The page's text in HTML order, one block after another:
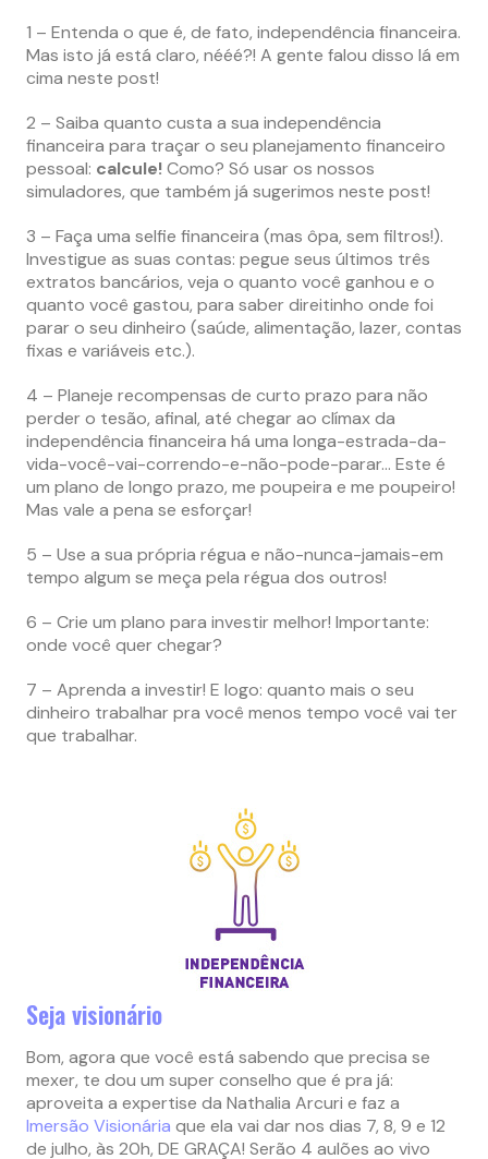
1 – Entenda o que é, de fato, independência financeira.
Mas isto já está claro, nééé?! A gente falou disso lá em
cima neste post!
2 – Saiba quanto custa a sua independência
financeira para traçar o seu planejamento financeiro
pessoal: calcule!Como? Só usar os nossos
simuladores, que também já sugerimos neste post!
3 – Faça uma selfie financeira (mas ôpa, sem filtros!).
Investigue as suas contas: pegue seus últimos três
extratos bancários, veja o quanto você ganhou e o
quanto você gastou, para saber direitinho onde foi
parar o seu dinheiro (saúde, alimentação, lazer, contas
fixas e variáveis etc.).
4 – Planeje recompensas de curto prazo para não
perder o tesão, afinal, até chegar ao clímax da
independência financeira há uma longa-estrada-da-
vida-você-vai-correndo-e-não-pode-parar… Este é
um plano de longo prazo, me poupeira e me poupeiro!
Mas vale a pena se esforçar!
5 – Use a sua própria régua e não-nunca-jamais-em
tempo algum se meça pela régua dos outros!
6 – Crie um plano para investir melhor! Importante:
onde você quer chegar?
7 – Aprenda a investir! E logo: quanto mais o seu
dinheiro trabalhar pra você menos tempo você vai ter
que trabalhar.
Seja visionário
Bom, agora que você está sabendo que precisa se
mexer, te dou um super conselho que é pra já:
aproveita a expertise da Nathalia Arcuri e faz a
Imersão Visionária que ela vai dar nos dias 7, 8, 9 e 12
de julho, às 20h, DE GRAÇA! Serão 4 aulões ao vivo